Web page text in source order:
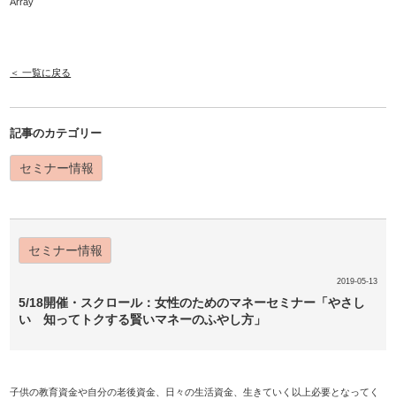
＜ 一覧に戻る
記事のカテゴリー
セミナー情報
セミナー情報
5/18開催・スクロール：女性のためのマネーセミナー「やさし
い 知ってトクする賢いマネーのふやし方」
2019-05-13
子供の教育資金や自分の老後資金、日々の生活資金、生きていく以上必要となってく